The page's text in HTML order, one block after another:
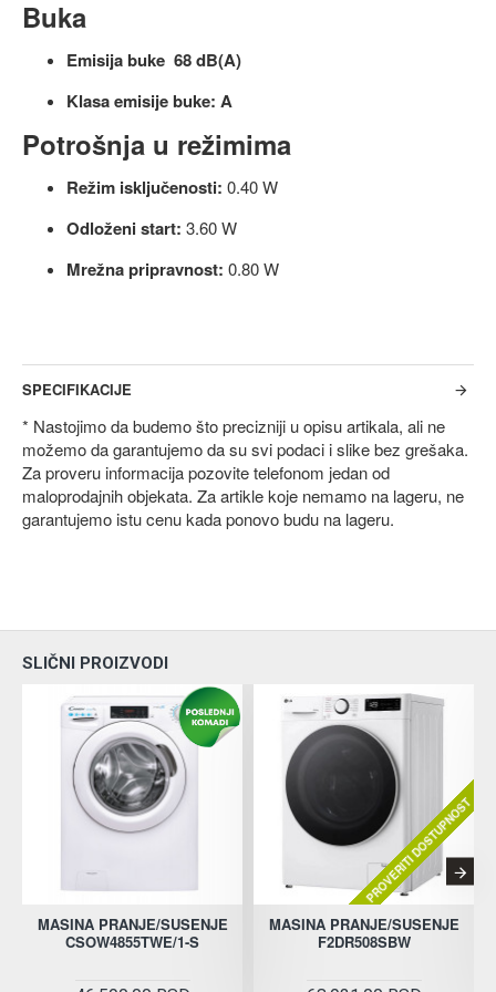
Buka
Emisija buke 68 dB(A)
Klasa emisije buke: A
Potrošnja u režimima
Režim isključenosti: 0.40 W
Odloženi start: 3.60 W
Mrežna pripravnost: 0.80 W
SPECIFIKACIJE
* Nastojimo da budemo što precizniji u opisu artikala, ali ne
možemo da garantujemo da su svi podaci i slike bez grešaka.
Za proveru informacija pozovite telefonom jedan od
maloprodajnih objekata. Za artikle koje nemamo na lageru, ne
garantujemo istu cenu kada ponovo budu na lageru.
SLIČNI PROIZVODI
MASINA PRANJE/SUSENJE
CSOW4855TWE/1-S
PROVERITI DOSTUPNOST
MASINA PRANJE/SUSENJE
F2DR508SBW